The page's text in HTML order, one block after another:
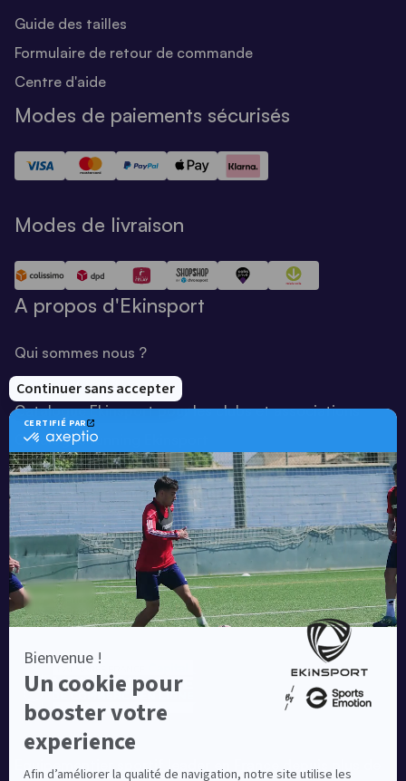
Guide des tailles
Formulaire de retour de commande
Centre d'aide
Modes de paiements sécurisés
Modes de livraison
A propos d'Ekinsport
Qui sommes nous ?
Notre savoir-faire
Catalogue Ekinsport pour les clubs et associations
Catalogue running Ekinsport
Blog
Une société de :
Equipementier sportif leader en France depuis plus de